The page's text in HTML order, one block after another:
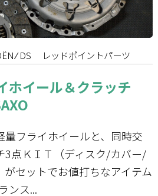
⁄ DS レッドポイントパーツ
ホイール＆クラッチ
量フライホイールと、同時交
3点ＫＩＴ（ディスク/カバー/
がセットでお値打ちなアイテム
ンス...